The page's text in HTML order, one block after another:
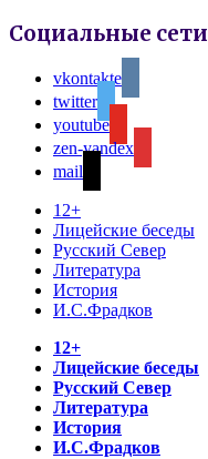
Социальные сети
vkontakte
twitter
youtube
zen-yandex
mail
12+
Лицейские беседы
Русский Север
Литература
История
И.С.Фрадков
12+
Лицейские беседы
Русский Север
Литература
История
И.С.Фрадков